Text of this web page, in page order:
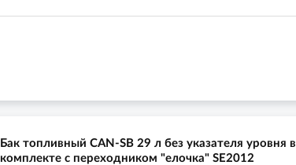
Бак топливный CAN-SB 29 л без указателя уровня в
комплекте с переходником "елочка" SE2012